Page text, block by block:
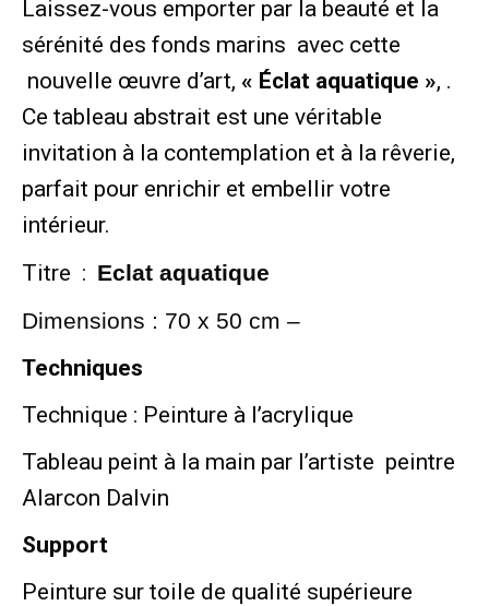
Laissez-vous emporter par la beauté et la
sérénité des fonds marins avec cette
nouvelle œuvre d’art, « Éclat aquatique », .
Ce tableau abstrait est une véritable
invitation à la contemplation et à la rêverie,
parfait pour enrichir et embellir votre
intérieur.
Titre : Eclat aquatique
Dimensions : 70 x 50 cm –
Techniques
Technique : Peinture à l’acrylique
Tableau peint à la main par l’artiste peintre
Alarcon Dalvin
Support
Peinture sur toile de qualité supérieure